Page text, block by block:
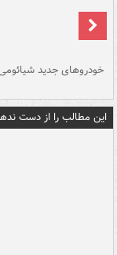
خودروهای جدید شیائومی
این مطالب را از دست